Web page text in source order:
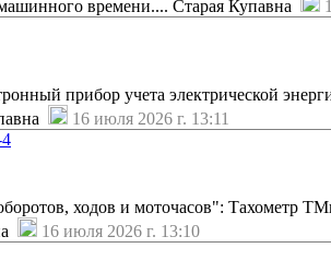
времени.... Старая Купавна
прибор учета электрической
16 июля 2026 г. 13:11
ходов и моточасов":
16 июля 2026 г. 13:10